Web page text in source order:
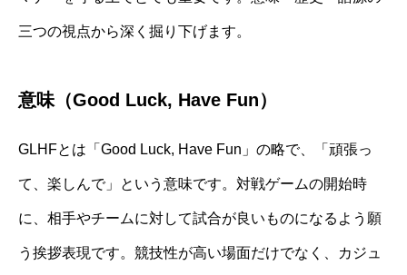
三つの視点から深く掘り下げます。
意味（Good Luck, Have Fun）
GLHFとは「Good Luck, Have Fun」の略で、「頑張っ
て、楽しんで」という意味です。対戦ゲームの開始時
に、相手やチームに対して試合が良いものになるよう願
う挨拶表現です。競技性が高い場面だけでなく、カジュ